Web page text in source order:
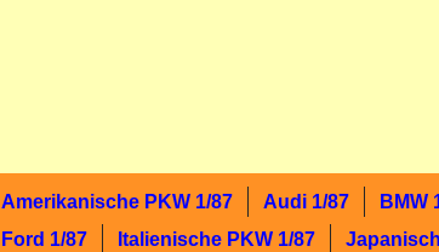
Amerikanische PKW 1/87 Audi 1/87 BMW
Ford 1/87
Italienische PKW 1/87